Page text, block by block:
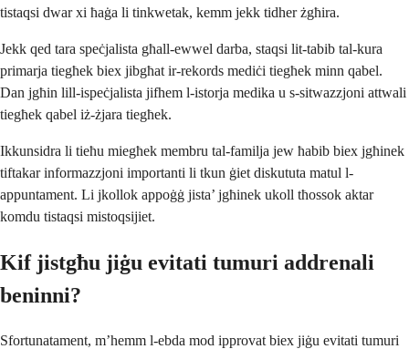
tistaqsi dwar xi ħaġa li tinkwetak, kemm jekk tidher żgħira.
Jekk qed tara speċjalista għall-ewwel darba, staqsi lit-tabib tal-kura
primarja tiegħek biex jibgħat ir-rekords mediċi tiegħek minn qabel.
Dan jgħin lill-ispeċjalista jifhem l-istorja medika u s-sitwazzjoni attwali
tiegħek qabel iż-żjara tiegħek.
Ikkunsidra li tieħu miegħek membru tal-familja jew ħabib biex jgħinek
tiftakar informazzjoni importanti li tkun ġiet diskututa matul l-
appuntament. Li jkollok appoġġ jista’ jgħinek ukoll tħossok aktar
komdu tistaqsi mistoqsijiet.
Kif jistgħu jiġu evitati tumuri addrenali
beninni?
Sfortunatament, m’hemm l-ebda mod ipprovat biex jiġu evitati tumuri